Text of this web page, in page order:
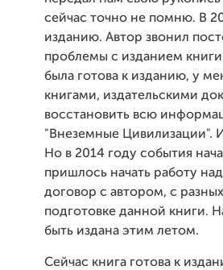
сейчас точно не помню. В
изданию. Автор звонил
проблемы с изданием
была готова к изданию, у
книгами, издательскими
восстановить всю
"Внеземные Цивилизации".
Но в 2014 году события
пришлось начать работу
договор с автором, с
подготовке данной книги.
быть издана этим летом.
Сейчас книга готова к